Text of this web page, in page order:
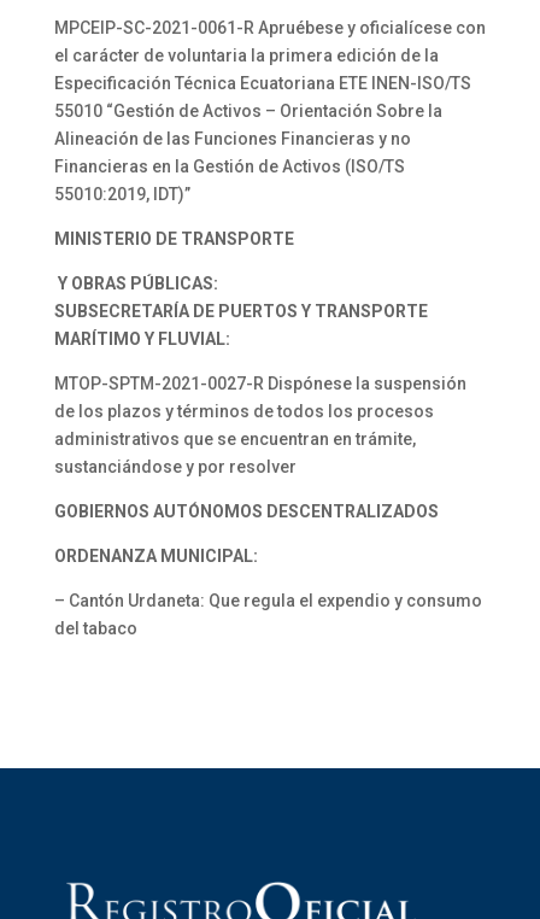
MPCEIP-SC-2021-0061-R Apruébese y oficialícese con
el carácter de voluntaria la primera edición de la
Especificación Técnica Ecuatoriana ETE INEN-ISO/TS
55010 “Gestión de Activos – Orientación Sobre la
Alineación de las Funciones Financieras y no
Financieras en la Gestión de Activos (ISO/TS
55010:2019, IDT)”
MINISTERIO DE TRANSPORTE
Y OBRAS PÚBLICAS:
SUBSECRETARÍA DE PUERTOS Y TRANSPORTE
MARÍTIMO Y FLUVIAL:
MTOP-SPTM-2021-0027-R Dispónese la suspensión
de los plazos y términos de todos los procesos
administrativos que se encuentran en trámite,
sustanciándose y por resolver
GOBIERNOS AUTÓNOMOS DESCENTRALIZADOS
ORDENANZA MUNICIPAL:
– Cantón Urdaneta: Que regula el expendio y consumo
del tabaco